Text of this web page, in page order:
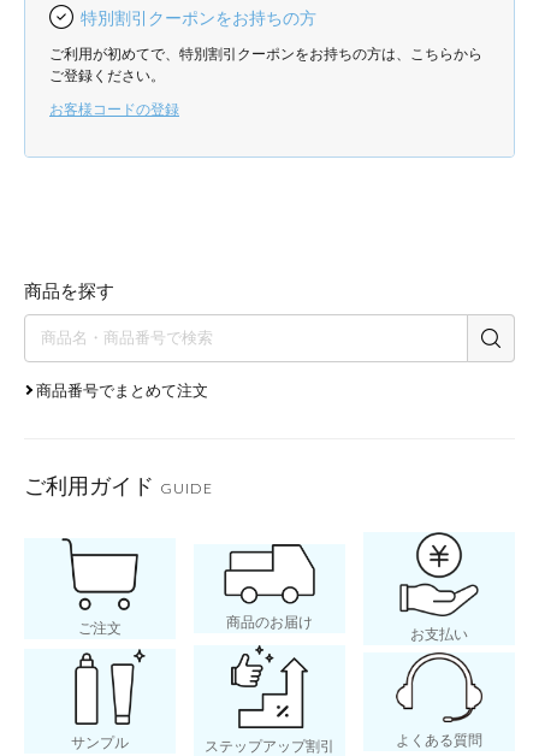
特別割引クーポンをお持ちの方
ご利用が初めてで、特別割引クーポンをお持ちの方は、こちらから
ご登録ください。
お客様コードの登録
商品を探す
商品番号でまとめて注文
ご利用ガイド GUIDE
ご注文 商品のお届け
お支払い
サンプル ステップアップ割引 よくある質問